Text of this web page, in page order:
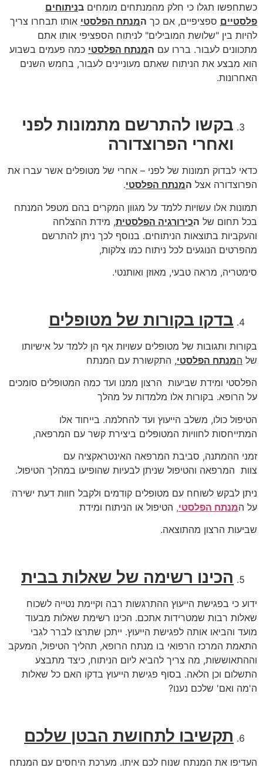
כשתחפשו תגלו כי חלק מהמנתחים מומחים בניתוחים
פלסטיים ספציפיים, אם כך המנתח הפלסטי אותו תבחרו צריך
להיות בין "שלושת המובילים" לניתוח הספציפי אותו אתם
מתכוונים לעבור. בררו עם המנתח הפלסטי כמה פעמים בשבוע
הוא מבצע את הניתוח שאתם מעוניינים לעבור, בחמש השנים
האחרונות.
בקשו להתרשם מתמונות לפני
ואחרי הפרוצדורה
כדאי לבדוק תמונות של לפני – אחרי של מטופלים אשר עברו את
הפרוצדורה אצל המנתח הפלסטי.
תמונות אלו עשויות ללמד על מגוון המקרים בהם מטפל המנתח
בכל תחום של הכירורגיה הפלסטית, מידת ההצלחה
והעקביות בתוצאות הניתוחים. בנוסף לכך ניתן להתרשם
מהפרטים הנוגעים לכל ניתוח כמו צלקות,
סימטריה, מראה טבעי, מאוזן ואותנטי.
בדקו בקורות של מטופלים
בקורות ותגובות של מטופלים עשויות אף הן ללמד על אישיותו
של המנתח הפלסטי, התקשורת עם המנתח
הפלסטי ומידת שביעות הרצון ממנו ועד כמה המטופלים סומכים
על הרופא. בקורות אלו מלמדות על מהלך
הטיפול כולו, משלב הייעוץ ועד להחלמה. בייחוד אלו
המתייחסות לחוויות המטופלים ביצירת קשר עם המרפאה,
זמני ההמתנה, סביבת המרפאה האינטראקציה עם
צוות המרפאה והטיפול שניתן לבעיות שהופיעו במהלך הטיפול.
ניתן לבקש לשוחח עם מטופלים קודמים ולקבל חוות דעת ישירה
על המנתח הפלסטי, הטיפול או הניתוח ומידת
שביעות הרצון מהתוצאה.
הכינו רשימה של שאלות בבית
ידוע כי בפגישת הייעוץ ההתרגשות רבה וקיימת נטייה לשכוח
שאלות רבות שמטרידות אתכם. הכינו רשימת שאלות מבעוד
מועד והביאו אותה לפגישת הייעוץ. ייתכן שתרצו לברר לגבי
התאמת המרכז הרפואי בו מנתח הרופא, תהליך הטיפול, המעקב
וההתאוששות, מה צריך להביא ליום הניתוח, כיצד מתבצע
התשלום וכן הלאה. בסוף פגישת הייעוץ בדקו האם כל שאלות
ה'מה ואם' שלכם נענו?
תקשיבו לתחושת הבטן שלכם
העדיפו את המנתח שנוח לכם איתו. מערכת היחסים עם המנתח